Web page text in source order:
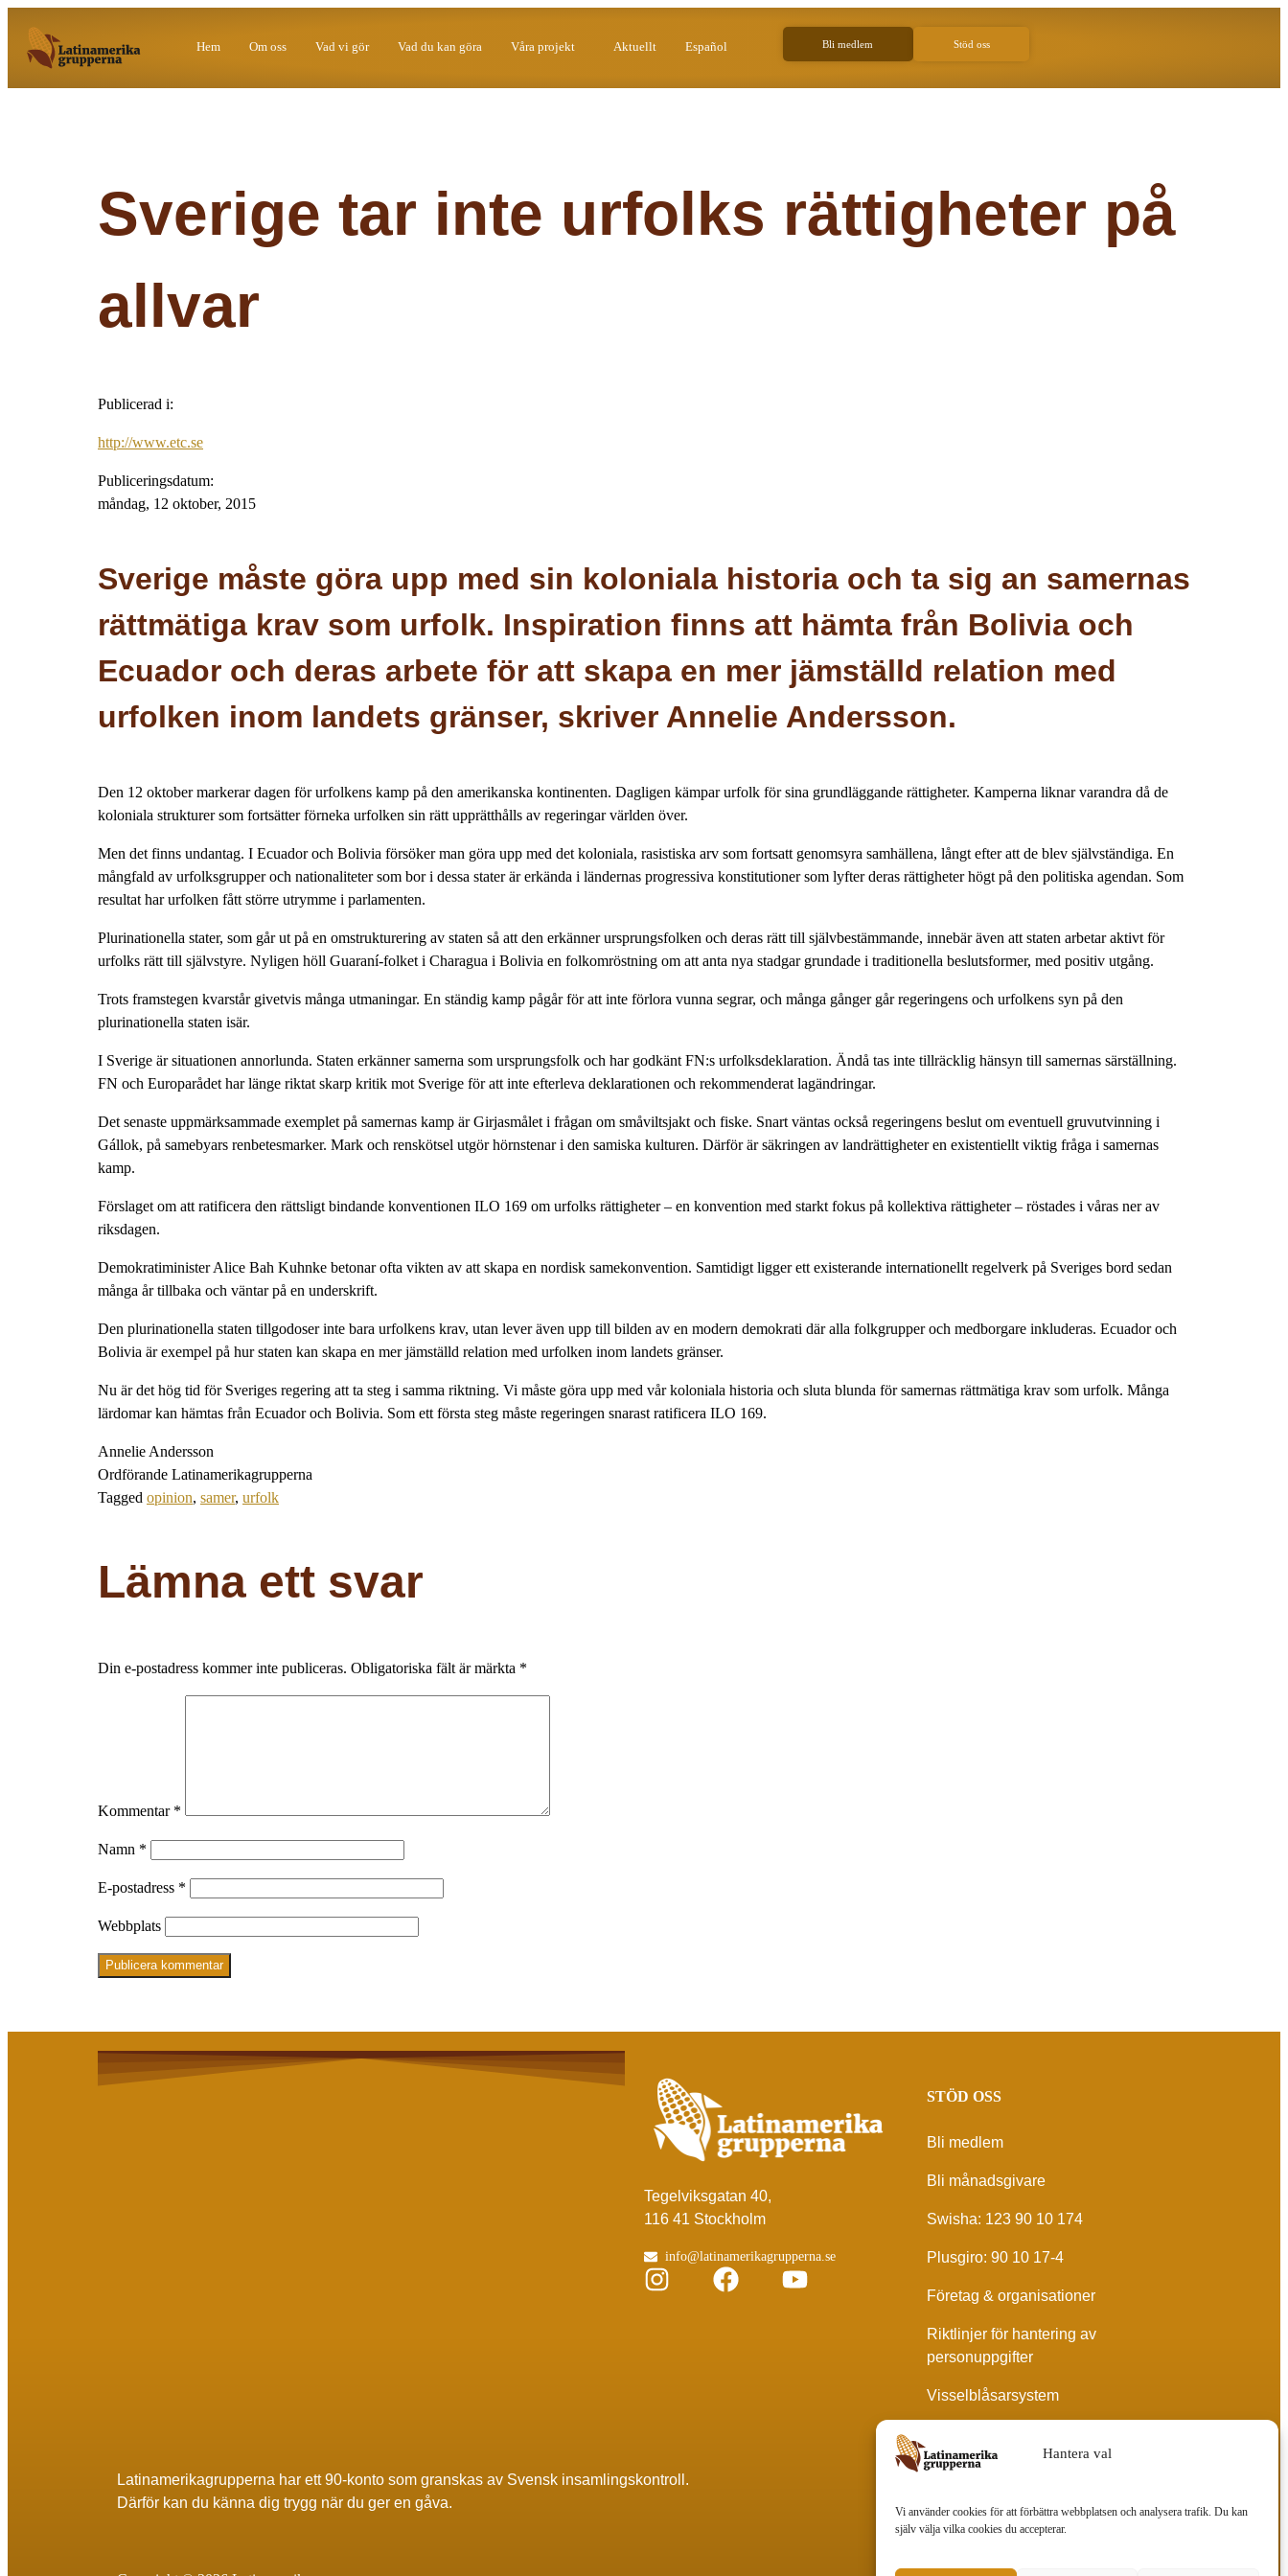
Hantera val
Vi använder cookies för att förbättra webbplatsen och analysera trafik. Du kan
själv välja vilka cookies du accepterar.
Hem Om oss Vad vi gör Vad du kan göra Våra projekt Aktuellt Español Bli medlem Stöd oss
Sverige tar inte urfolks rättigheter på
allvar
Publicerad i:
http://www.etc.se
Publiceringsdatum:
måndag, 12 oktober, 2015
Sverige måste göra upp med sin koloniala historia och ta sig an samernas
rättmätiga krav som urfolk. Inspiration finns att hämta från Bolivia och
Ecuador och deras arbete för att skapa en mer jämställd relation med
urfolken inom landets gränser, skriver Annelie Andersson.
Den 12 oktober markerar dagen för urfolkens kamp på den amerikanska kontinenten. Dagligen kämpar urfolk för sina grundläggande rättigheter. Kamperna liknar varandra då de
koloniala strukturer som fortsätter förneka urfolken sin rätt upprätthålls av regeringar världen över.
Men det finns undantag. I Ecuador och Bolivia försöker man göra upp med det koloniala, rasistiska arv som fortsatt genomsyra samhällena, långt efter att de blev självständiga. En
mångfald av urfolksgrupper och nationaliteter som bor i dessa stater är erkända i ländernas progressiva konstitutioner som lyfter deras rättigheter högt på den politiska agendan. Som
resultat har urfolken fått större utrymme i parlamenten.
Plurinationella stater, som går ut på en omstrukturering av staten så att den erkänner ursprungsfolken och deras rätt till självbestämmande, innebär även att staten arbetar aktivt för
urfolks rätt till självstyre. Nyligen höll Guaraní-folket i Charagua i Bolivia en folkomröstning om att anta nya stadgar grundade i traditionella beslutsformer, med positiv utgång.
Trots framstegen kvarstår givetvis många utmaningar. En ständig kamp pågår för att inte förlora vunna segrar, och många gånger går regeringens och urfolkens syn på den
plurinationella staten isär.
I Sverige är situationen annorlunda. Staten erkänner samerna som ursprungsfolk och har godkänt FN:s urfolksdeklaration. Ändå tas inte tillräcklig hänsyn till samernas särställning.
FN och Europarådet har länge riktat skarp kritik mot Sverige för att inte efterleva deklarationen och rekommenderat lagändringar.
Det senaste uppmärksammade exemplet på samernas kamp är Girjasmålet i frågan om småviltsjakt och fiske. Snart väntas också regeringens beslut om eventuell gruvutvinning i
Gállok, på samebyars renbetesmarker. Mark och renskötsel utgör hörnstenar i den samiska kulturen. Därför är säkringen av landrättigheter en existentiellt viktig fråga i samernas
kamp.
Förslaget om att ratificera den rättsligt bindande konventionen ILO 169 om urfolks rättigheter – en konvention med starkt fokus på kollektiva rättigheter – röstades i våras ner av
riksdagen.
Demokratiminister Alice Bah Kuhnke betonar ofta vikten av att skapa en nordisk samekonvention. Samtidigt ligger ett existerande internationellt regelverk på Sveriges bord sedan
många år tillbaka och väntar på en underskrift.
Den plurinationella staten tillgodoser inte bara urfolkens krav, utan lever även upp till bilden av en modern demokrati där alla folkgrupper och medborgare inkluderas. Ecuador och
Bolivia är exempel på hur staten kan skapa en mer jämställd relation med urfolken inom landets gränser.
Nu är det hög tid för Sveriges regering att ta steg i samma riktning. Vi måste göra upp med vår koloniala historia och sluta blunda för samernas rättmätiga krav som urfolk. Många
lärdomar kan hämtas från Ecuador och Bolivia. Som ett första steg måste regeringen snarast ratificera ILO 169.
Annelie Andersson
Ordförande Latinamerikagrupperna
Tagged opinion, samer, urfolk
Lämna ett svar
Din e-postadress kommer inte publiceras. Obligatoriska fält är märkta *
Kommentar *
Namn *
E-postadress *
Webbplats
Tegelviksgatan 40,
116 41 Stockholm
info@latinamerikagrupperna.se
STÖD OSS
Bli medlem
Bli månadsgivare
Swisha: 123 90 10 174
Plusgiro: 90 10 17-4
Företag & organisationer
Riktlinjer för hantering av
personuppgifter
Visselblåsarsystem
Latinamerikagrupperna har ett 90-konto som granskas av Svensk insamlingskontroll .
Därför kan du känna dig trygg när du ger en gåva.